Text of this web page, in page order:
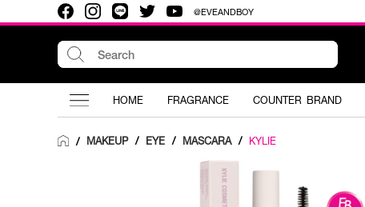
@EVEANDBOY
HOME FRAGRANCE COUNTER BRAND
/ MAKEUP / EYE / MASCARA / KYLIE